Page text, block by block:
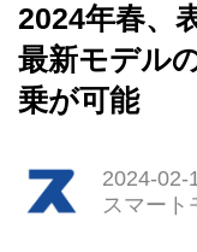
2024年春、
最新モデル
乗が可能
2024-02-
スマート